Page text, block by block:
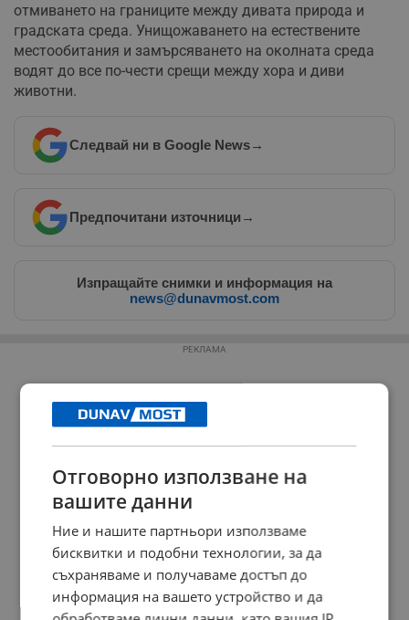
отмиването на границите между дивата природа и
градската среда. Унищожаването на естествените
местообитания и замърсяването на околната среда
водят до все по-чести срещи между хора и диви
животни.
Следвай ни в Google News→
Предпочитани източници →
Изпращайте снимки и информация на
news@dunavmost.com
РЕКЛАМА
Отговорно използване на
вашите данни
Ние и нашите партньори използваме
бисквитки и подобни технологии, за да
съхраняваме и получаваме достъп до
информация на вашето устройство и да